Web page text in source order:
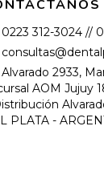
0223 312-3024 //
Alvarado 2933,
AOM Jujuy
PLATA -